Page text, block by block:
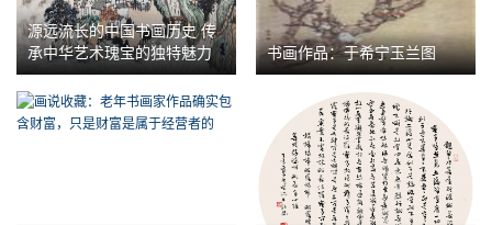
源远流长的中国书画历史 传
承中华艺术瑰宝的独特魅力
书画作品：于希宁玉兰图